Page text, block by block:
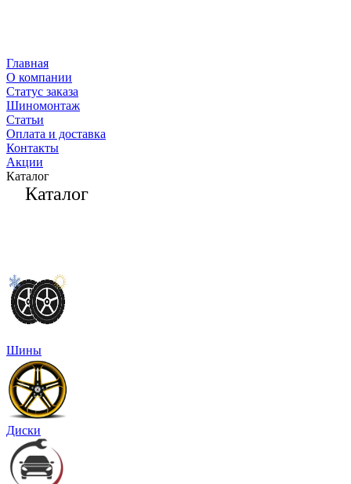
Главная
О компании
Статус заказа
Шиномонтаж
Статьи
Оплата и доставка
Контакты
Акции
Каталог
Каталог
Шины
Диски